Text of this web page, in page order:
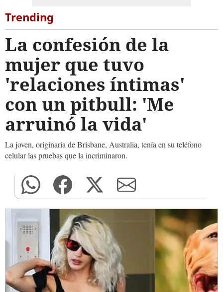
Trending
La confesión de la
mujer que tuvo
'relaciones íntimas'
con un pitbull: 'Me
arruinó la vida'
La joven, originaria de Brisbane, Australia, tenía en su teléfono
celular las pruebas que la incriminaron.